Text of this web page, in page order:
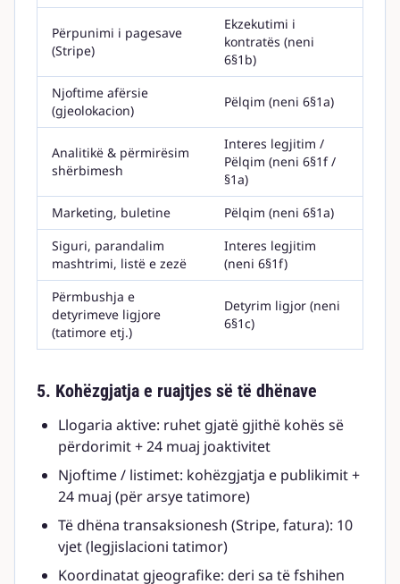
Përpunimi i pagesave
(Stripe)
Ekzekutimi i
kontratës (neni
6§1b)
Njoftime afërsie
(gjeolokacion)
Pëlqim (neni 6§1a)
Analitikë & përmirësim
shërbimesh
Interes legjitim /
Pëlqim (neni 6§1f /
§1a)
Marketing, buletine
Pëlqim (neni 6§1a)
Siguri, parandalim
mashtrimi, listë e zezë
Interes legjitim
(neni 6§1f)
Përmbushja e
detyrimeve ligjore
(tatimore etj.)
Detyrim ligjor (neni
6§1c)
5. Kohëzgjatja e ruajtjes së të dhënave
Llogaria aktive: ruhet gjatë gjithë kohës së
përdorimit + 24 muaj joaktivitet
Njoftime / listimet: kohëzgjatja e publikimit +
24 muaj (për arsye tatimore)
Të dhëna transaksionesh (Stripe, fatura): 10
vjet (legjislacioni tatimor)
Koordinatat gjeografike: deri sa të fshihen